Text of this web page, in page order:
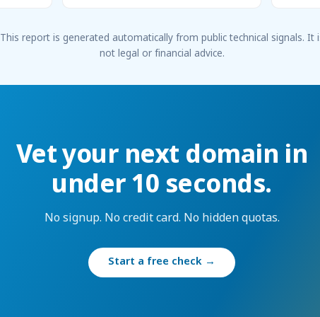
This report is generated automatically from public technical signals. It
not legal or financial advice.
Vet your next domain in
under 10 seconds.
No signup. No credit card. No hidden quotas.
Start a free check →